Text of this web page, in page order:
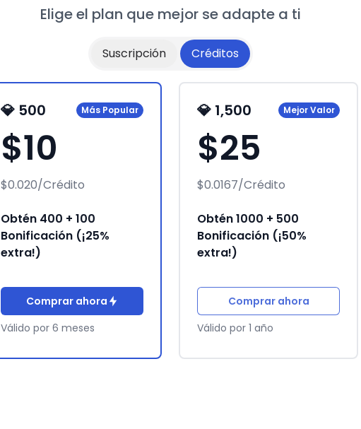
Elige el plan que mejor se adapte a ti
Suscripción Créditos
💎 500 Más Popular
$10
$0.020/Crédito
Obtén 400 + 100
Bonificación (¡25%
extra!)
Comprar ahora
Válido por 6 meses
💎 1,500 Mejor Valor
$25
$0.0167/Crédito
Obtén 1000 + 500
Bonificación (¡50%
extra!)
Comprar ahora
Válido por 1 año